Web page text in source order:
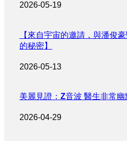
2026-05-19
【來自宇宙的邀請，與潘俊
的秘密】
2026-05-13
美麗見證：Z音波 醫生非常
2026-04-29